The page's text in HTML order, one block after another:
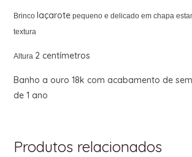
Brinco laçarotepequeno e delicado em chapa
textura
Altura 2 centímetros
Banho a ouro 18k com acabamento de
de 1 ano
Produtos relacionados